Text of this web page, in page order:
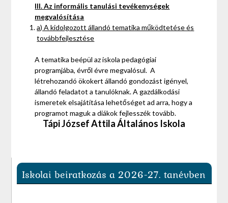
III. Az informális tanulási tevékenységek
megvalósítása
a) A kidolgozott állandó tematika működtetése és
továbbfejlesztése
A tematika beépül az iskola pedagógiai
programjába, évről évre megvalósul. A
létrehozandó ökokert állandó gondozást igényel,
állandó feladatot a tanulóknak. A gazdálkodási
ismeretek elsajátítása lehetőséget ad arra, hogy a
programot maguk a diákok fejlesszék tovább.
Tápi József Attila Általános Iskola
Iskolai beiratkozás a 2026-27. tanévben